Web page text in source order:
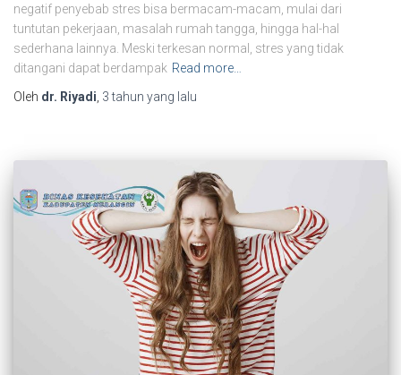
negatif penyebab stres bisa bermacam-macam, mulai dari
tuntutan pekerjaan, masalah rumah tangga, hingga hal-hal
sederhana lainnya. Meski terkesan normal, stres yang tidak
ditangani dapat berdampak Read more…
Oleh dr. Riyadi 3 tahun yang lalu